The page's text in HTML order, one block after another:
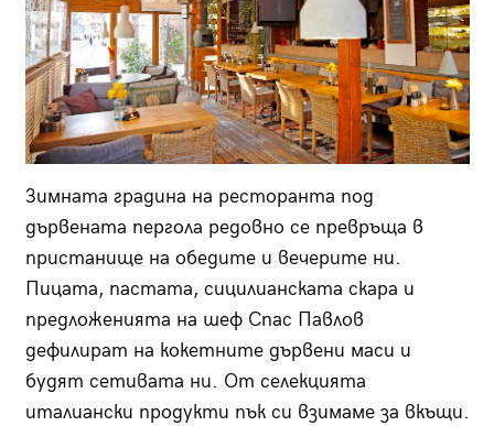
Зимната градина на ресторанта под
дървената пергола редовно се превръща в
пристанище на обедите и вечерите ни.
Пицата, пастата, сицилианската скара и
предложенията на шеф Спас Павлов
дефилират на кокетните дървени маси и
будят сетивата ни. От селекцията
италиански продукти пък си взимаме за вкъщи.